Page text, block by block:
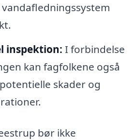
inspektion: I forbindelse
kan fagfolkene også
skader og
bør ikke